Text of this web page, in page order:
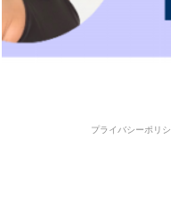
プライバシーポリ